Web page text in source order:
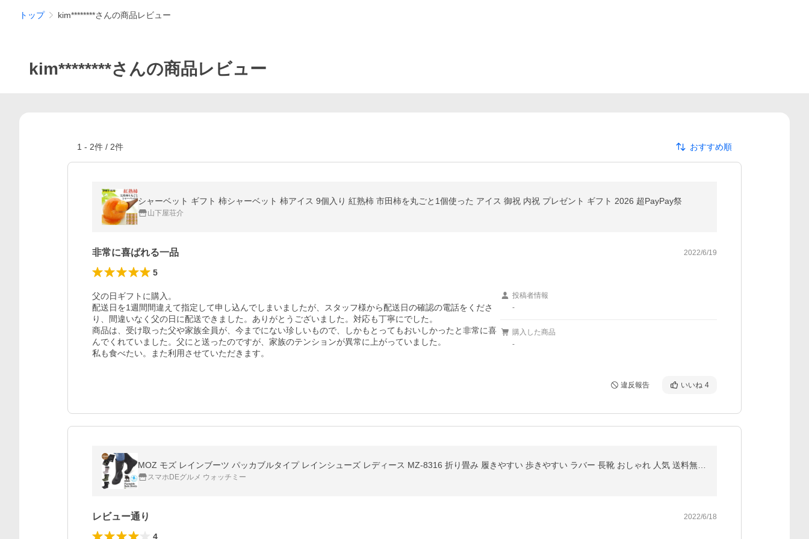
トップ kim********さんの商品レビュー
kim********さんの商品レビュー
1 - 2件 / 2件 おすすめ順
シャーベット ギフト 柿シャーベット 柿アイス 9個入り 紅熟柿 市田柿を丸ごと1個使った アイス 御祝 内祝 プレゼント ギフト 2026 超PayPay祭
山下屋荘介
非常に喜ばれる一品 2022/6/19
5
父の日ギフトに購入。
配送日を1週間間違えて指定して申し込んでしまいましたが、スタッフ様から配送日の確認の電話をくださ
り、間違いなく父の日に配送できました。ありがとうございました。対応も丁寧にでした。
商品は、受け取った父や家族全員が、今までにない珍しいもので、しかもとってもおいしかったと非常に喜
んでくれていました。父にと送ったのですが、家族のテンションが異常に上がっていました。
投稿者情報
-
購入した商品
-
違反報告 いいね 4
スマホDEグルメ ウォッチミー
レビュー通り 2022/6/18
4